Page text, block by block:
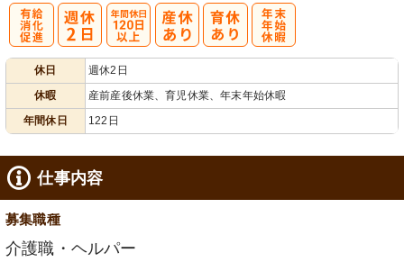
休日
週休2日
休暇
産前産後休業、育児休業、年末年始休暇
年間休日
122日
仕事内容
募集職種
介護職・ヘルパー